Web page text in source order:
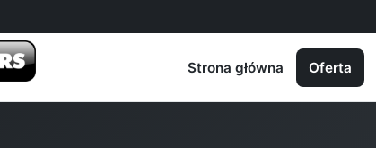
Strona główna Oferta